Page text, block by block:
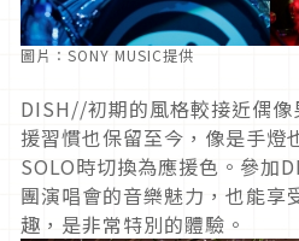
圖片：SONY MUSIC提供
DISH//初期的風格較接近偶
援習慣也保留至今，像是手燈
SOLO時切換為應援色。參加
團演唱會的音樂魅力，也能享
趣，是非常特別的體驗。